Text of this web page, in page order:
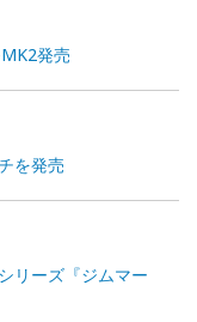
MK2発売
を発売
リーズ『ジムマー